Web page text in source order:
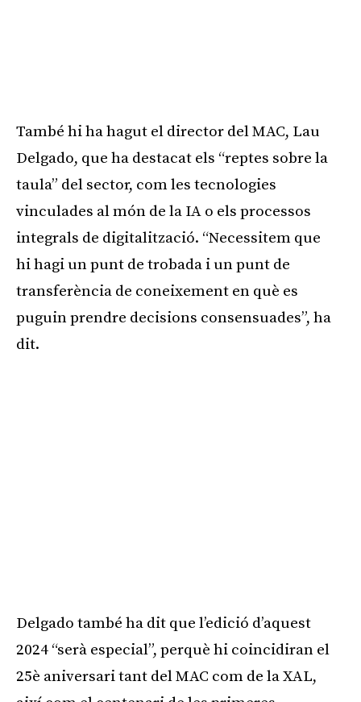
També hi ha hagut el director del MAC, Lau
Delgado, que ha destacat els “reptes sobre la
taula” del sector, com les tecnologies
vinculades al món de la IA o els processos
integrals de digitalització. “Necessitem que
hi hagi un punt de trobada i un punt de
transferència de coneixement en què es
puguin prendre decisions consensuades”, ha
dit.
Delgado també ha dit que l’edició d’aquest
2024 “serà especial”, perquè hi coincidiran el
25è aniversari tant del MAC com de la XAL,